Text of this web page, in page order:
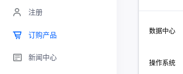
注册
订购产品
新闻中心
数据中心
操作系统